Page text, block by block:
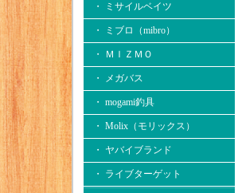
・ ミサイルベイツ
・ ミブロ（mibro）
・ ＭＩＺＭＯ
・ メガバス
・ mogami釣具
・ Molix（モリックス）
・ ヤバイブランド
・ ライブターゲット